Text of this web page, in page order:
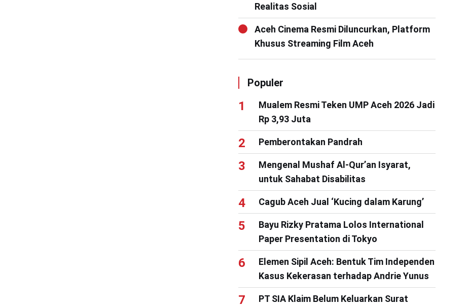
Realitas Sosial
Aceh Cinema Resmi Diluncurkan, Platform
Khusus Streaming Film Aceh
Populer
Mualem Resmi Teken UMP Aceh 2026 Jadi
Rp 3,93 Juta
Pemberontakan Pandrah
Mengenal Mushaf Al-Qur’an Isyarat,
untuk Sahabat Disabilitas
Cagub Aceh Jual ‘Kucing dalam Karung’
Bayu Rizky Pratama Lolos International
Paper Presentation di Tokyo
Elemen Sipil Aceh: Bentuk Tim Independen
Kasus Kekerasan terhadap Andrie Yunus
PT SIA Klaim Belum Keluarkan Surat